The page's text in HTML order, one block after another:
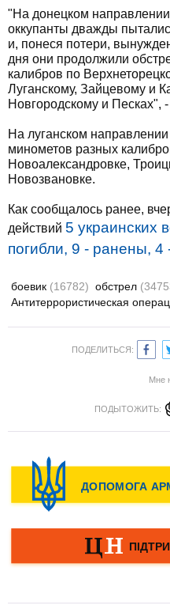
"На донецком
оккупанты дважды
и, понеся потери,
дня они продолжили
калибров по
Луганскому, Зайцевому и
Новгородскому и Песках",
На луганском
минометов разных
Новоалександровке,
Новозвановке.
Как сообщалось ранее,
действий 5 украинских
погибли, 9 - ранены,
боевик (16782) обстрел
Антитеррористическая
ПОДЕЛИТЬСЯ:
Мне
ПОДЫТОЖИТЬ: